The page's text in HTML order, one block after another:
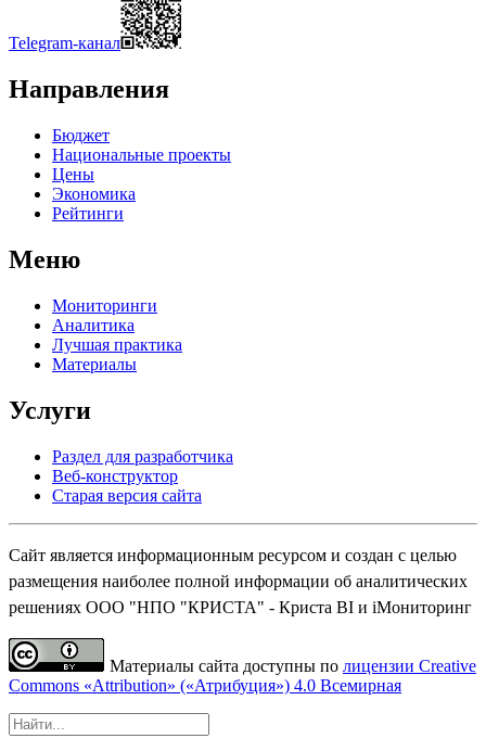
Telegram-канал
Направления
Бюджет
Национальные проекты
Цены
Экономика
Рейтинги
Меню
Мониторинги
Аналитика
Лучшая практика
Материалы
Услуги
Раздел для разработчика
Веб-конструктор
Старая версия сайта
Сайт является информационным ресурсом и создан с целью
размещения наиболее полной информации об аналитических
решениях ООО "НПО "КРИСТА" - Криста BI и iМониторинг
Материалы сайта доступны по лицензии Creative
Commons «Attribution» («Атрибуция») 4.0 Всемирная